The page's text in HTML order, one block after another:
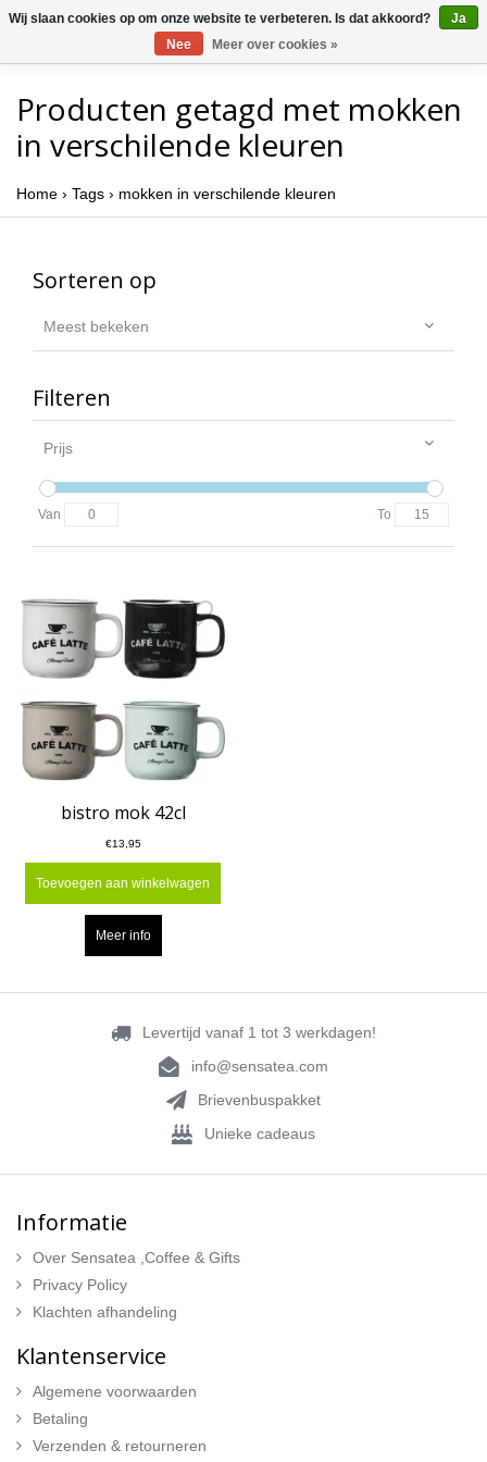
Producten getagd met mokken
in verschilende kleuren
Home › Tags › mokken in verschilende kleuren
Sorteren op
Meest bekeken
Filteren
Prijs
Van To
bistro mok 42cl
€13,95
Toevoegen aan winkelwagen
Meer info
Levertijd vanaf 1 tot 3 werkdagen!
info@sensatea.com
Brievenbuspakket
Unieke cadeaus
Informatie
Over Sensatea ,Coffee & Gifts
Privacy Policy
Klachten afhandeling
Klantenservice
Algemene voorwaarden
Betaling
Verzenden & retourneren
Wij slaan cookies op om onze website te verbeteren. Is dat akkoord?
Ja
Nee
Meer over cookies »